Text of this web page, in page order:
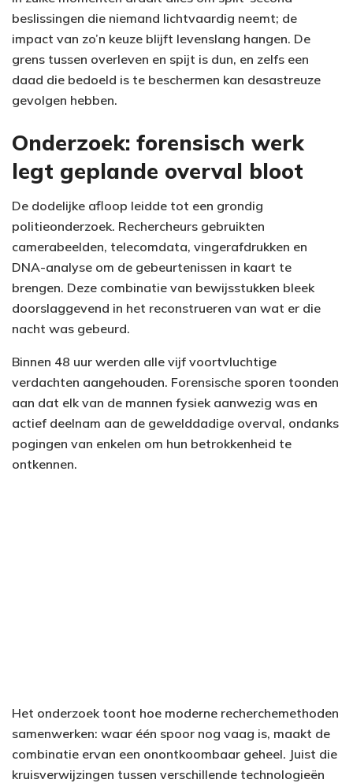
beslissingen die niemand lichtvaardig neemt; de
impact van zo’n keuze blijft levenslang hangen. De
grens tussen overleven en spijt is dun, en zelfs een
daad die bedoeld is te beschermen kan desastreuze
gevolgen hebben.
Onderzoek: forensisch werk
legt geplande overval bloot
De dodelijke afloop leidde tot een grondig
politieonderzoek. Rechercheurs gebruikten
camerabeelden, telecomdata, vingerafdrukken en
DNA-analyse om de gebeurtenissen in kaart te
brengen. Deze combinatie van bewijsstukken bleek
doorslaggevend in het reconstrueren van wat er die
nacht was gebeurd.
Binnen 48 uur werden alle vijf voortvluchtige
verdachten aangehouden. Forensische sporen toonden
aan dat elk van de mannen fysiek aanwezig was en
actief deelnam aan de gewelddadige overval, ondanks
pogingen van enkelen om hun betrokkenheid te
ontkennen.
Het onderzoek toont hoe moderne recherchemethoden
samenwerken: waar één spoor nog vaag is, maakt de
combinatie ervan een onontkoombaar geheel. Juist die
kruisverwijzingen tussen verschillende technologieën